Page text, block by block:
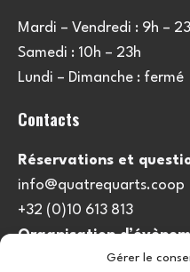
Gérer le
Mardi – Vendredi : 9h –
Samedi : 10h – 23h
Lundi – Dimanche : fermé
Contacts
Réservations et
info@quatrequarts.coop
+32 (0)10 613 813
Organisation